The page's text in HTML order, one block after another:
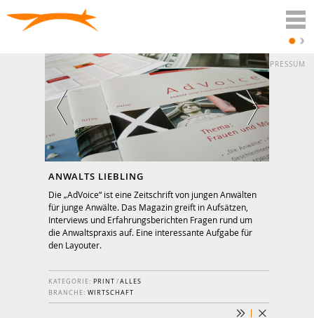
DATENSCHUTZ IMPRESSUM
ANWALTS LIEBLING
Die „AdVoice“ ist eine Zeitschrift von jungen Anwälten
für junge Anwälte. Das Magazin greift in Aufsätzen,
Interviews und Erfahrungsberichten Fragen rund um
die Anwaltspraxis auf. Eine interessante Aufgabe für
den Layouter.
KATEGORIE: PRINT /ALLES
BRANCHE: WIRTSCHAFT